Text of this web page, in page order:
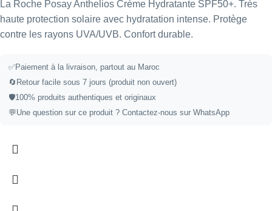
La Roche Posay Anthelios Crème Hydratante SPF50+. Très
haute protection solaire avec hydratation intense. Protège
contre les rayons UVA/UVB. Confort durable.
✅Paiement à la livraison, partout au Maroc
🔄Retour facile sous 7 jours (produit non ouvert)
🛡️100% produits authentiques et originaux
💬Une question sur ce produit ? Contactez-nous sur WhatsApp